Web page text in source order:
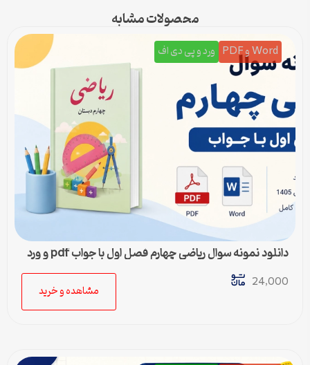
محصولات مشابه
Word و PDF ورد و پی دی اف
دانلود نمونه سوال ریاضی چهارم فصل اول با جواب pdf و ورد
24,000
مشاهده و خرید